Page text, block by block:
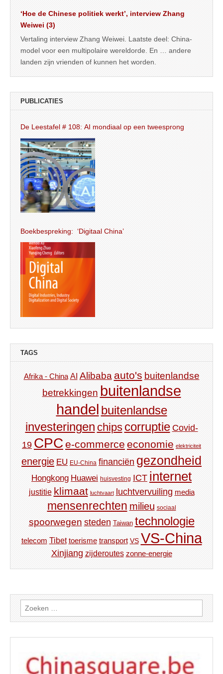
‘Hoe de Chinese politiek werkt’, interview Zhang
Weiwei (3)
Vertaling interview Zhang Weiwei. Laatste deel: China-
model voor een multipolaire wereldorde. En … andere
landen zijn vrienden of kunnen het worden.
PUBLICATIES
De Leestafel # 108: AI mondiaal op een tweesprong
Boekbespreking: ‘Digitaal China’
TAGS
Afrika - China AI Alibaba auto's buitenlandse
betrekkingen buitenlandse
handel buitenlandse
investeringen chips corruptie Covid-
19 CPC e-commerce economie elektriciteit
energie EU EU-China financiën gezondheid
Hongkong Huawei huisvesting ICT internet
justitie klimaat luchtvaart luchtvervuiling media
mensenrechten milieu sociaal
spoorwegen steden Taiwan technologie
telecom Tibet toerisme transport VS VS-China
Xinjiang zijderoutes zonne-energie
Zoeken
naar: